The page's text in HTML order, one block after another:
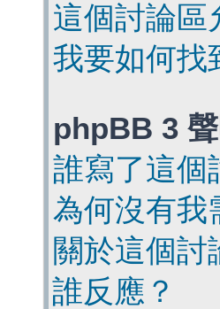
這個討論區
我要如何找
phpBB 3 聲
誰寫了這個
為何沒有我
關於這個討
誰反應？